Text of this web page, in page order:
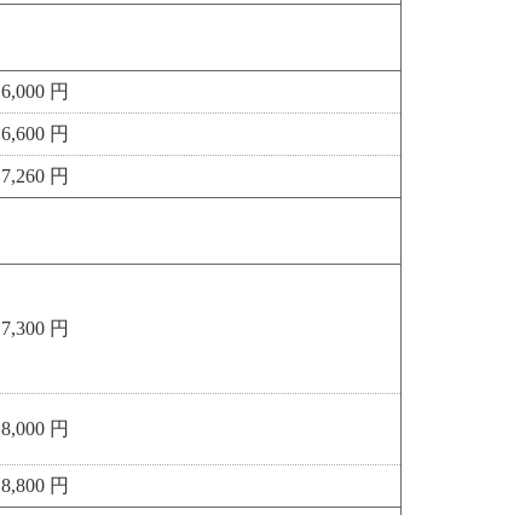
6,000 円
6,600 円
7,260 円
7,300 円
8,000 円
8,800 円